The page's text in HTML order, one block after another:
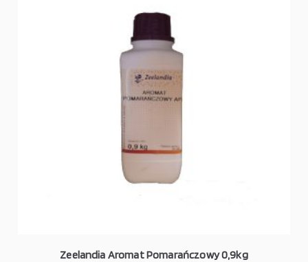
Zeelandia Aromat Pomarańczowy 0,9kg